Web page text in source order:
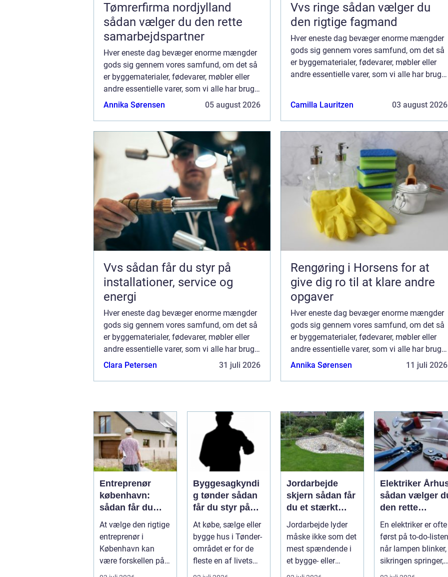
Tømrerfirma nordjylland
sådan vælger du den rette
samarbejdspartner
Hver eneste dag bevæger enorme mængder
gods sig gennem vores samfund, om det så
er byggematerialer, fødevarer, møbler eller
andre essentielle varer, som vi alle har brug
for i vores dagligdag. Denne omfattende
Annika Sørensen 05 august 2026
Vvs ringe sådan vælger du
den rigtige fagmand
Hver eneste dag bevæger enorme mængder
gods sig gennem vores samfund, om det så
er byggematerialer, fødevarer, møbler eller
andre essentielle varer, som vi alle har brug
Camilla Lauritzen 03 august 2026
Vvs sådan får du styr på
installationer, service og
energi
Hver eneste dag bevæger enorme mængder
gods sig gennem vores samfund, om det så
er byggematerialer, fødevarer, møbler eller
andre essentielle varer, som vi alle har brug
for i vores dagligdag. Denne omfattende
Clara Petersen 31 juli 2026
Rengøring i Horsens for at
give dig ro til at klare andre
opgaver
Hver eneste dag bevæger enorme mængder
gods sig gennem vores samfund, om det så
er byggematerialer, fødevarer, møbler eller
andre essentielle varer, som vi alle har brug
for i vores dagligdag. Denne omfattende
Annika Sørensen 11 juli 2026
Entreprenør
københavn:
sådan får du
styr på dit
byggeprojekt
At vælge den rigtige
entreprenør i
København kan
være forskellen på
et byggeprojekt, der
Byggesagkyndi
g tønder sådan
får du styr på
husets tilstand
At købe, sælge eller
bygge hus i Tønder-
området er for de
fleste en af livets
største beslutninger.
Jordarbejde
skjern sådan får
du et stærkt
fundament til dit
projekt
Jordarbejde lyder
måske ikke som det
mest spændende i
et bygge- eller
haveprojekt, men
Elektriker
sådan vælger
den rette
fagmand til
opgaven
En elektriker er ofte
først på to-do-
når lampen blinker,
sikringen springer,
eller du skal h...